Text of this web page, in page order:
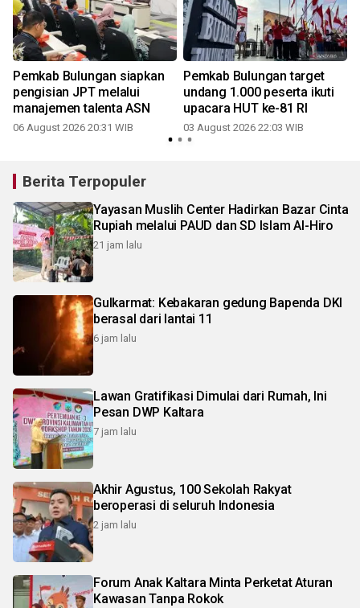
Pemkab Bulungan siapkan
pengisian JPT melalui
manajemen talenta ASN
06 August 2026 20:31 WIB
Pemkab Bulungan target
undang 1.000 peserta ikuti
upacara HUT ke-81 RI
03 August 2026 22:03 WIB
Berita Terpopuler
Yayasan Muslih Center Hadirkan Bazar Cinta
Rupiah melalui PAUD dan SD Islam Al-Hiro
21 jam lalu
Gulkarmat: Kebakaran gedung Bapenda DKI
berasal dari lantai 11
6 jam lalu
Lawan Gratifikasi Dimulai dari Rumah, Ini
Pesan DWP Kaltara
7 jam lalu
Akhir Agustus, 100 Sekolah Rakyat
beroperasi di seluruh Indonesia
2 jam lalu
Forum Anak Kaltara Minta Perketat Aturan
Kawasan Tanpa Rokok